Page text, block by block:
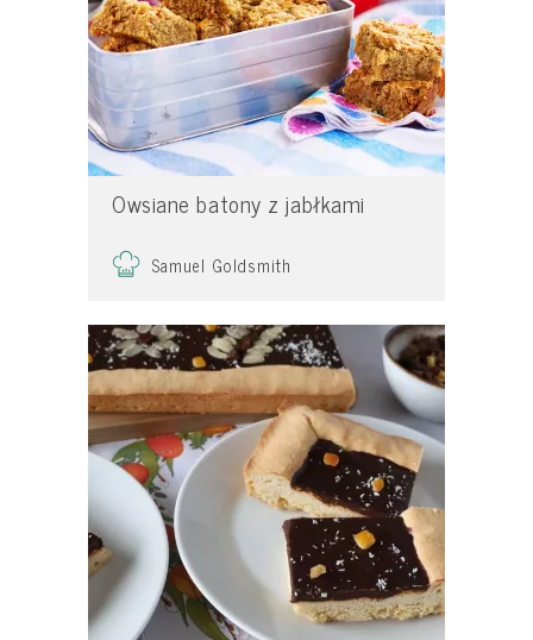
Owsiane batony z jabłkami
Samuel Goldsmith